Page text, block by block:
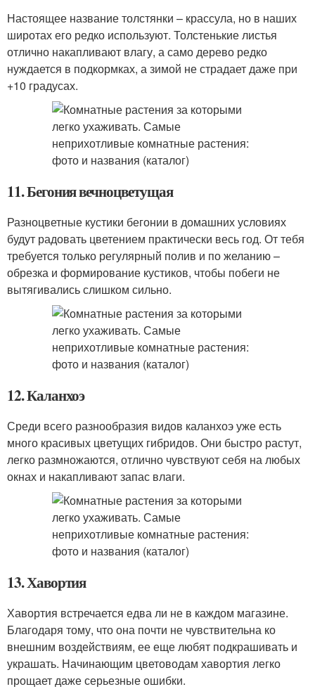
Настоящее название толстянки – крассула, но в наших
широтах его редко используют. Толстенькие листья
отлично накапливают влагу, а само дерево редко
нуждается в подкормках, а зимой не страдает даже при
+10 градусах.
11. Бегония вечноцветущая
Разноцветные кустики бегонии в домашних условиях
будут радовать цветением практически весь год. От тебя
требуется только регулярный полив и по желанию –
обрезка и формирование кустиков, чтобы побеги не
вытягивались слишком сильно.
12. Каланхоэ
Среди всего разнообразия видов каланхоэ уже есть
много красивых цветущих гибридов. Они быстро растут,
легко размножаются, отлично чувствуют себя на любых
окнах и накапливают запас влаги.
13. Хавортия
Хавортия встречается едва ли не в каждом магазине.
Благодаря тому, что она почти не чувствительна ко
внешним воздействиям, ее еще любят подкрашивать и
украшать. Начинающим цветоводам хавортия легко
прощает даже серьезные ошибки.